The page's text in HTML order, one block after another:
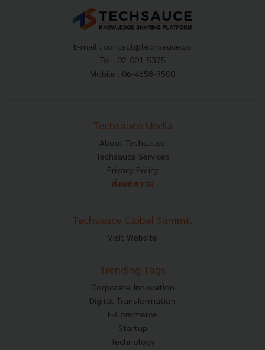
E-mail : contact@techsauce.co
Tel : 02-001-5375
Mobile : 06-4658-9500
Techsauce Media
About Techsauce
Techsauce Services
Privacy Policy
ส่งบทความ
Techsauce Global Summit
Visit Website
Trending Tags
Corporate Innovation
Digital Transformation
E-Commerce
Startup
Technology